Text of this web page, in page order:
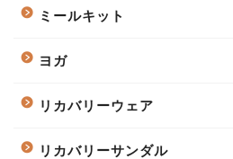
ミールキット
ヨガ
リカバリーウェア
リカバリーサンダル